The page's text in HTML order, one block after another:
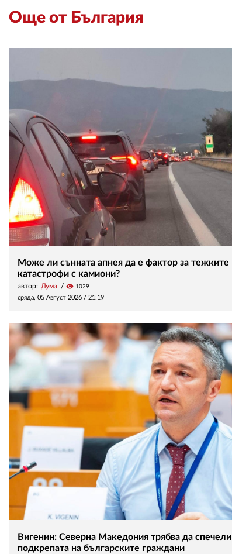
Още от България
Може ли сънната апнея да е фактор за тежките
катастрофи с камиони?
автор: Дума visibility 1029
сряда, 05 Август 2026 / 21:19
Вигенин: Северна Македония трябва да спечели
подкрепата на българските граждани